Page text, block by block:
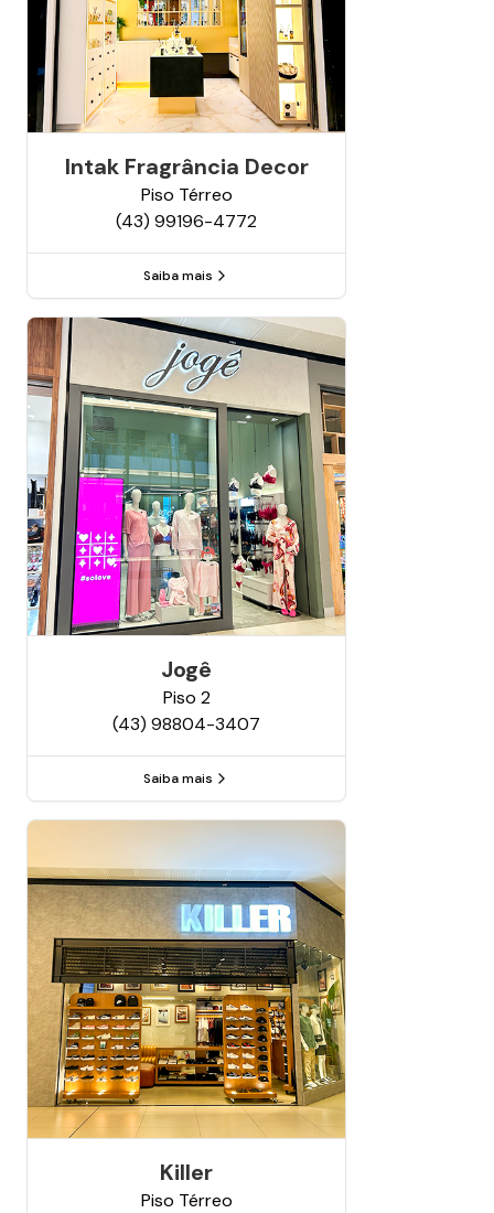
Intak Fragrância Decor
Piso Térreo
(43) 99196-4772
Saiba mais
Jogê
Piso 2
(43) 98804-3407
Saiba mais
Killer
Piso Térreo